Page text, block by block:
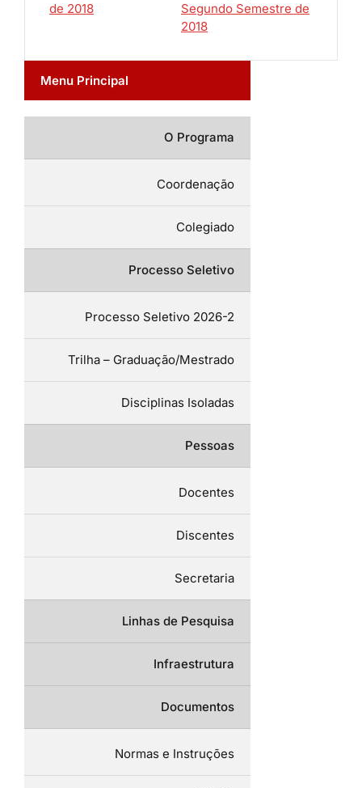
de 2018
Segundo Semestre de
2018
Menu Principal
O Programa
Coordenação
Colegiado
Processo Seletivo
Processo Seletivo 2026-2
Trilha – Graduação/Mestrado
Disciplinas Isoladas
Pessoas
Docentes
Discentes
Secretaria
Linhas de Pesquisa
Infraestrutura
Documentos
Normas e Instruções